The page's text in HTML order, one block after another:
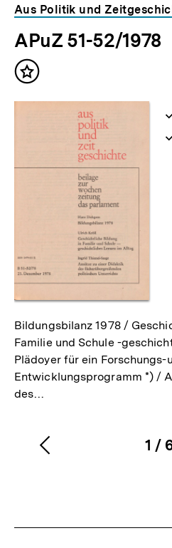
Inhaltskarousell
für
weitere
Inhalte
Inhaltskarussell
überspringen
Aus Politik und
APuZ 51-52/1978
Inhalt
Bildungsbilanz 1978 /
Familie und Schule -
Plädoyer für ein Forschungs-
Entwicklungsprogramm *) /
des…
1
von
/
Vorherigen